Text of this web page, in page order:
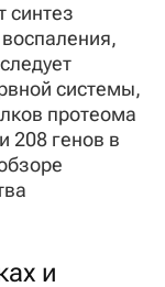
синтез
системы,
протеома
208 генов в
и